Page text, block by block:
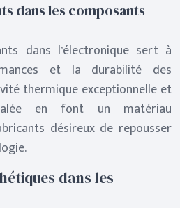
dans les composants
dans l’électronique sert à
et la durabilité des
thermique exceptionnelle et
en font un matériau
désireux de repousser
dans les